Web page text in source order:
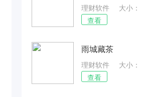
理财软件
大小：
34.79MB
查看
雨城藏茶
理财软件
大小：
28.47MB
查看